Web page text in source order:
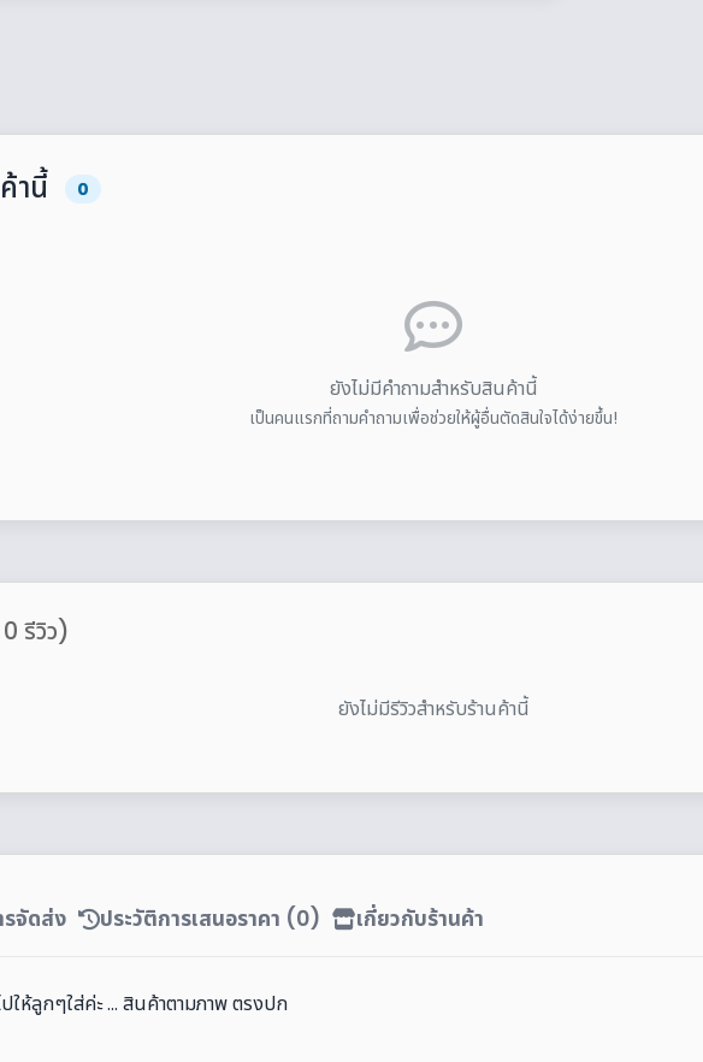
านี้ 0
ยังไม่มีคำถามสำหรับสินค้านี้
เป็นคนแรกที่ถามคำถามเพื่อช่วยให้ผู้อื่นตัดสินใจได้ง่ายขึ้น!
รีวิว)
ยังไม่มีรีวิวสำหรับร้านค้านี้
จัดส่ง ประวัติการเสนอราคา (0) เกี่ยวกับร้านค้า
ให้ลูกๆใส่ค่ะ ... สินค้าตามภาพ ตรงปก